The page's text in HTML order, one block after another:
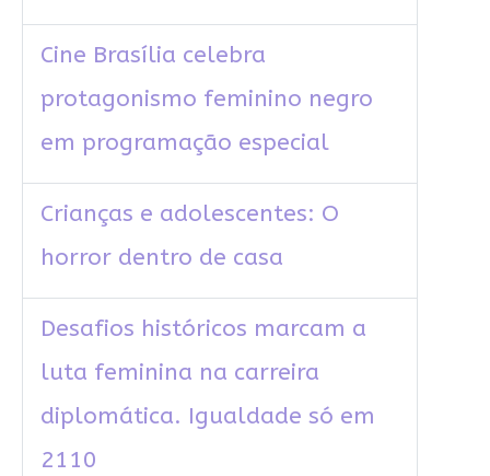
Cine Brasília celebra
protagonismo feminino negro
em programação especial
Crianças e adolescentes: O
horror dentro de casa
Desafios históricos marcam a
luta feminina na carreira
diplomática. Igualdade só em
2110